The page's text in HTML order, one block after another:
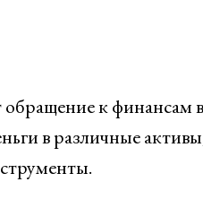
к финансам
в различные